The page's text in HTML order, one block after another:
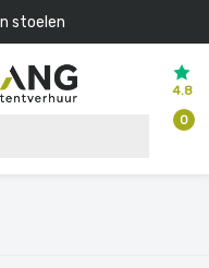
stoelen
4.8
0